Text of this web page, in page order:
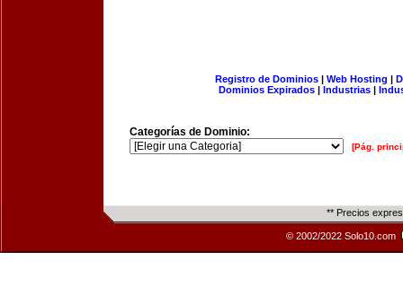
Registro de Dominios| Web Hosting |
Dominios Expirados | Industrias |
Categorías de Dominio:
[Pág.
** Precios
© 2002/2022 Solo10.com